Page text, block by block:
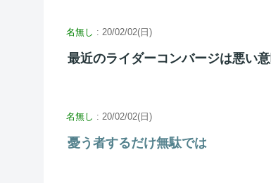
名無し : 20/02/02(日)
最近のライダーコンバージは悪い
名無し : 20/02/02(日)
憂う者するだけ無駄では